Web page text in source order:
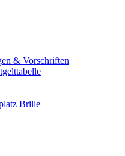
& Vorschriften
Brille